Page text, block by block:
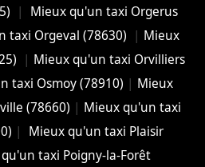
|
Mieux qu'un taxi Orgerus
taxi Orgeval (78630) | Mieux
| Mieux qu'un taxi Orvilliers
taxi Osmoy (78910) | Mieux
(78660) | Mieux qu'un taxi
|
Mieux qu'un taxi Plaisir
taxi Poigny-la-Forêt